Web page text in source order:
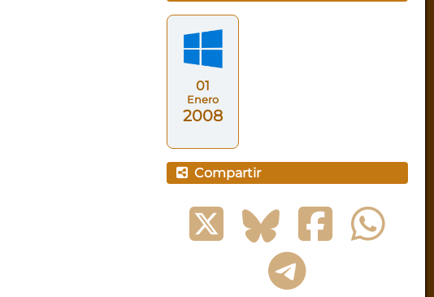
01
Enero
2008
Compartir